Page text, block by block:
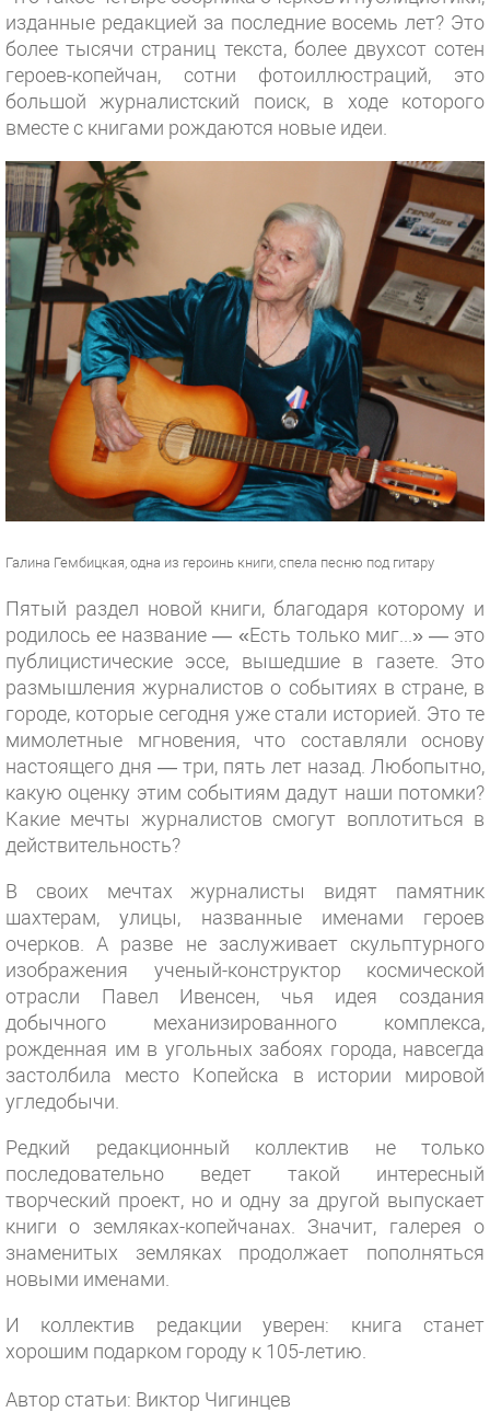
изданные редакцией за последние восемь лет? Это
более тысячи страниц текста, более двухсот сотен
героев-копейчан, сотни фотоиллюстраций, это
большой журналистский поиск, в ходе которого
вместе с книгами рождаются новые идеи.
Галина Гембицкая, одна из героинь книги, спела песню под гитару
Пятый раздел новой книги, благодаря которому и
родилось ее название — «Есть только миг...» — это
публицистические эссе, вышедшие в газете. Это
размышления журналистов о событиях в стране, в
городе, которые сегодня уже стали историей. Это те
мимолетные мгновения, что составляли основу
настоящего дня — три, пять лет назад. Любопытно,
какую оценку этим событиям дадут наши потомки?
Какие мечты журналистов смогут воплотиться в
действительность?
В своих мечтах журналисты видят памятник
шахтерам, улицы, названные именами героев
очерков. А разве не заслуживает скульптурного
изображения ученый-конструктор космической
отрасли Павел Ивенсен, чья идея создания
добычного механизированного комплекса,
рожденная им в угольных забоях города, навсегда
застолбила место Копейска в истории мировой
угледобычи.
Редкий редакционный коллектив не только
последовательно ведет такой интересный
творческий проект, но и одну за другой выпускает
книги о земляках-копейчанах. Значит, галерея о
знаменитых земляках продолжает пополняться
новыми именами.
И коллектив редакции уверен: книга станет
хорошим подарком городу к 105-летию.
Автор статьи: Виктор Чигинцев